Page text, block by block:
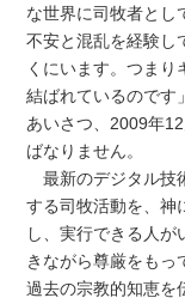
な世界に司牧者とし
不安と混乱を経験し
くにいます。つまり
結ばれているのです
あいさつ、2009年
ばなりません。
最新のデジタル技
する司牧活動を、神
し、実行できる人
きながら尊厳をもっ
過去の宗教的知恵を